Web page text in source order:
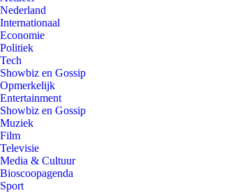
Nederland
Internationaal
Economie
Politiek
Tech
Showbiz en Gossip
Opmerkelijk
Entertainment
Showbiz en Gossip
Muziek
Film
Televisie
Media & Cultuur
Bioscoopagenda
Sport